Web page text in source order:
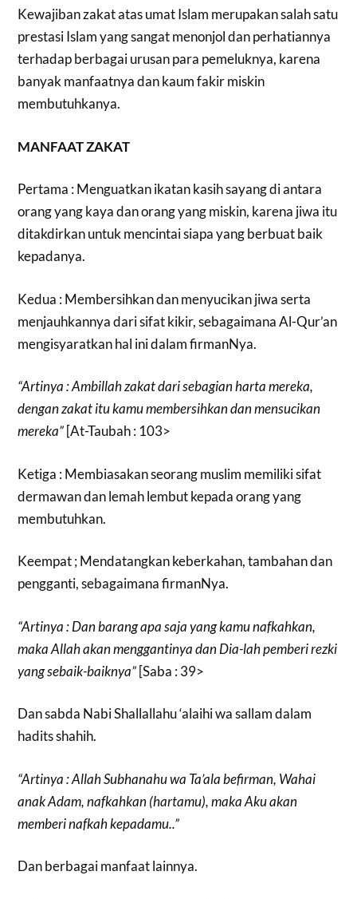
Kewajiban zakat atas umat Islam merupakan salah satu
prestasi Islam yang sangat menonjol dan perhatiannya
terhadap berbagai urusan para pemeluknya, karena
banyak manfaatnya dan kaum fakir miskin
membutuhkanya.
MANFAAT ZAKAT
Pertama : Menguatkan ikatan kasih sayang di antara
orang yang kaya dan orang yang miskin, karena jiwa itu
ditakdirkan untuk mencintai siapa yang berbuat baik
kepadanya.
Kedua : Membersihkan dan menyucikan jiwa serta
menjauhkannya dari sifat kikir, sebagaimana Al-Qur’an
mengisyaratkan hal ini dalam firmanNya.
“Artinya : Ambillah zakat dari sebagian harta mereka,
dengan zakat itu kamu membersihkan dan mensucikan
mereka” [At-Taubah : 103>
Ketiga : Membiasakan seorang muslim memiliki sifat
dermawan dan lemah lembut kepada orang yang
membutuhkan.
Keempat ; Mendatangkan keberkahan, tambahan dan
pengganti, sebagaimana firmanNya.
“Artinya : Dan barang apa saja yang kamu nafkahkan,
maka Allah akan menggantinya dan Dia-lah pemberi rezki
yang sebaik-baiknya”[Saba : 39>
Dan sabda Nabi Shallallahu ‘alaihi wa sallam dalam
hadits shahih.
“Artinya : Allah Subhanahu wa Ta’ala befirman, Wahai
anak Adam, nafkahkan (hartamu), maka Aku akan
memberi nafkah kepadamu..”
Dan berbagai manfaat lainnya.